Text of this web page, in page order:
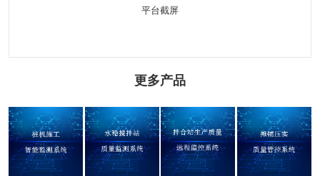
平台截屏
更多产品
桩机施工智能监
测系统
水稳搅拌站质量
监测系统
拌合站生产质量
远程监控系统
摊铺压实质量管
控系统